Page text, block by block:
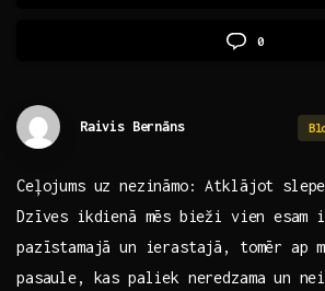
0
Raivis Bernāns
Ceļojums uz nezināmo: ‌Atklājot
Dzīves ikdienā mēs⁤ bieži ‍vien⁣ esam
pazīstamajā un ierastajā, tomēr ap
pasaule, kas paliek neredzama ⁢un